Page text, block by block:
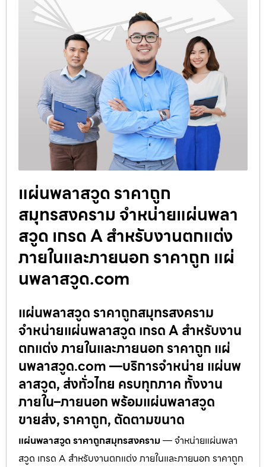
แผ่นพลาสวูด ราคาถูก
สมุทรสงคราม จำหน่ายแผ่นพลา
สวูด เกรด A สำหรับงานตกแต่ง
ภายในและภายนอก ราคาถูก แผ่
นพลาสวูด.com
แผ่นพลาสวูด ราคาถูกสมุทรสงคราม
จำหน่ายแผ่นพลาสวูด เกรด A สำหรับงาน
ตกแต่ง ภายในและภายนอก ราคาถูก แผ่
นพลาสวูด.com —บริการจำหน่าย แผ่นพ
ลาสวูด, ส่งทั่วไทย ครบทุกภาค ทั้งงาน
ภายใน–ภายนอก พร้อมแผ่นพลาสวูด
ขายส่ง, ราคาถูก, ตัดตามขนาด
แผ่นพลาสวูด ราคาถูกสมุทรสงคราม— จำหน่ายแผ่นพลา
สวูด เกรด A สำหรับงานตกแต่ง ภายในและภายนอก ราคาถูก